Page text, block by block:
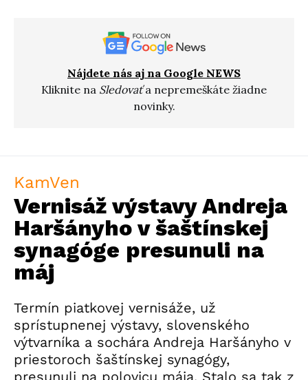
Nájdete nás aj na Google NEWS
Kliknite na Sledovaťa nepremeškáte žiadne
novinky.
KamVen
Vernisáž výstavy Andreja
Haršányho v šaštínskej
synagóge presunuli na
máj
Termín piatkovej vernisáže, už
sprístupnenej výstavy, slovenského
výtvarníka a sochára Andreja Haršányho v
priestoroch šaštínskej synagógy,
presunuli na polovicu mája. Stalo sa tak z